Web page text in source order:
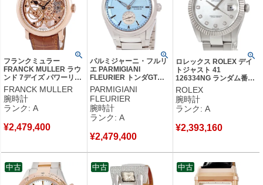
フランクミュラー
FRANCK MULLER ラウ
ンド 7デイズ パワーリザ
ーブ スケルトン 7042 B
S6 SQT OH済 K18RG無
垢 メンズ 腕時計手巻き
ゴールド 【中古】中古美
FRANCK MULLER
腕時計
ランク: A
¥2,479,400
パルミジャーニ・フルリ
エ PARMIGIANI
FLEURIER トンダGT
YOSHIDA 限定 PFS910-
1020006-100182 OH済
アイスブルー メンズ 腕
時計自動巻き ブルー
【中古】中古美品
PARMIGIANI
FLEURIER
腕時計
ランク: A
¥2,479,400
ロレックス ROLEX デイ
トジャスト 41
126334NG ランダム番
K18WG×SS コンビ 純正
ダイヤ ホワイト シェル
メンズ 腕時計自動巻き ホ
ワイト 【中古】中古美品
ROLEX
腕時計
ランク: A
¥2,393,160
中古 中古 中古